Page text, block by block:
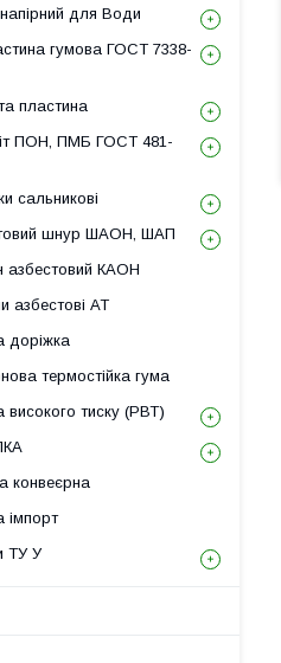
для Води
гумова ГОСТ 7338-
пластина
ПОН, ПМБ ГОСТ 481-
сальникові
шнур ШАОН, ШАП
азбестовий КАОН
азбестові АТ
доріжка
термостійка гума
високого тиску (РВТ)
конвеєрна
імпорт
ТУ У